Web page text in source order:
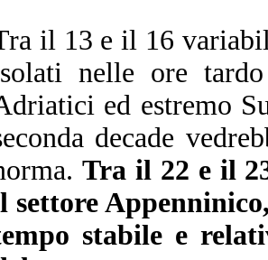
il 13 e il 16
nelle ore
ed estremo
decade
Tra il 22 e il
settore
stabile e